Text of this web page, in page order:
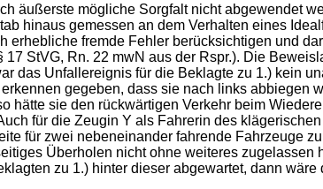
äußerste mögliche Sorgfalt nicht abgewendet
hinaus gemessen an dem Verhalten eines
erhebliche fremde Fehler berücksichtigen und
17 StVG, Rn. 22 mwN aus der Rspr.). Die
das Unfallereignis für die Beklagte zu 1.) kein
gegeben, dass sie nach links
hätte sie den rückwärtigen Verkehr beim
für die Zeugin Y als Fahrerin des
für zwei nebeneinander fahrende Fahrzeuge
Überholen nicht ohne weiteres
zu 1.) hinter dieser abgewartet, dann